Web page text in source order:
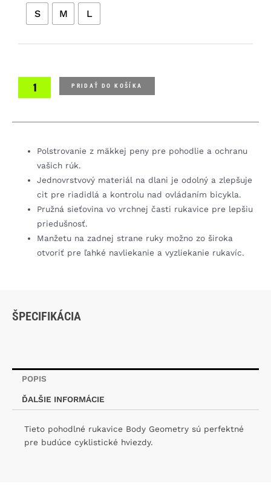
S M L
Kid's
Body
PRIDAŤ DO KOŠÍKA
Polstrovanie z mäkkej peny pre pohodlie a ochranu
vašich rúk.
Jednovrstvový materiál na dlani je odolný a zlepšuje
cit pre riadidlá a kontrolu nad ovládaním bicykla.
Pružná sieťovina vo vrchnej časti rukavice pre lepšiu
priedušnosť.
Manžetu na zadnej strane ruky možno zo široka
otvoriť pre ľahké navliekanie a vyzliekanie rukavíc.
ŠPECIFIKÁCIA
POPIS
ĎALŠIE INFORMÁCIE
Tieto pohodlné rukavice Body Geometry sú perfektné
pre budúce cyklistické hviezdy.